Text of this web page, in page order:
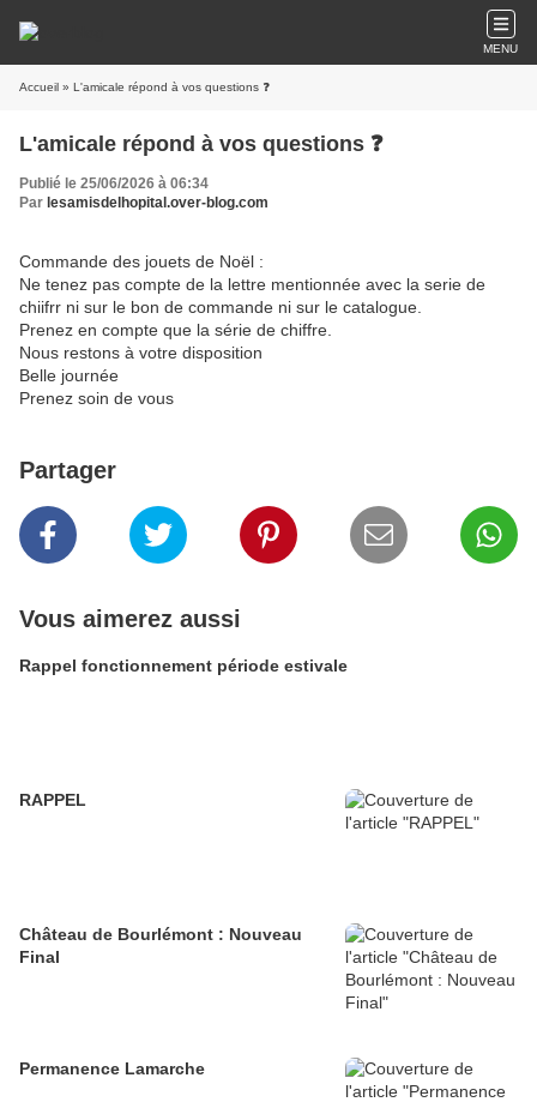
MENU
Accueil » L'amicale répond à vos questions ❓️
L'amicale répond à vos questions ❓️
Publié le 25/06/2026 à 06:34
Par lesamisdelhopital.over-blog.com
Commande des jouets de Noël :
Ne tenez pas compte de la lettre mentionnée avec la serie de
chiifrr ni sur le bon de commande ni sur le catalogue.
Prenez en compte que la série de chiffre.
Nous restons à votre disposition
Belle journée
Prenez soin de vous
Partager
Vous aimerez aussi
Rappel fonctionnement période estivale
RAPPEL
Château de Bourlémont : Nouveau
Final
Permanence Lamarche